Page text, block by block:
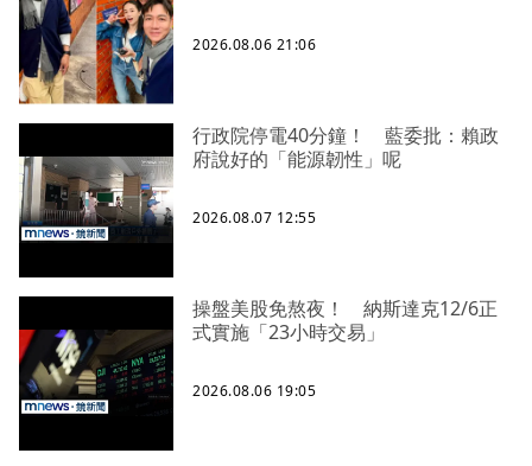
2026.08.06 21:06
行政院停電40分鐘！ 藍委批：賴政
府說好的「能源韌性」呢
2026.08.07 12:55
操盤美股免熬夜！ 納斯達克12/6正
式實施「23小時交易」
2026.08.06 19:05